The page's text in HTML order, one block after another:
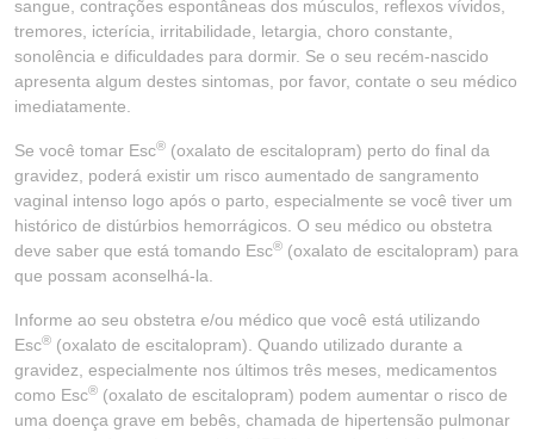
sangue, contrações espontâneas dos músculos, reflexos vívidos,
tremores, icterícia, irritabilidade, letargia, choro constante,
sonolência e dificuldades para dormir. Se o seu recém-nascido
apresenta algum destes sintomas, por favor, contate o seu médico
imediatamente.
Se você tomar Esc® (oxalato de escitalopram) perto do final da
gravidez, poderá existir um risco aumentado de sangramento
vaginal intenso logo após o parto, especialmente se você tiver um
histórico de distúrbios hemorrágicos. O seu médico ou obstetra
deve saber que está tomando Esc® (oxalato de escitalopram) para
que possam aconselhá-la.
Informe ao seu obstetra e/ou médico que você está utilizando
Esc® (oxalato de escitalopram). Quando utilizado durante a
gravidez, especialmente nos últimos três meses, medicamentos
como Esc® (oxalato de escitalopram) podem aumentar o risco de
uma doença grave em bebês, chamada de hipertensão pulmonar